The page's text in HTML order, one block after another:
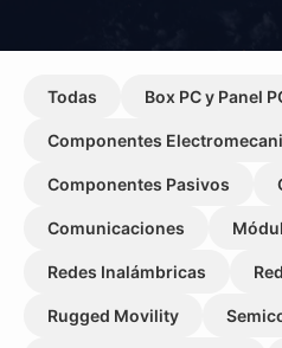
Todas Box PC y Panel
Componentes
Componentes Pasivos
Comunicaciones
Redes Inalámbricas
Rugged Movility